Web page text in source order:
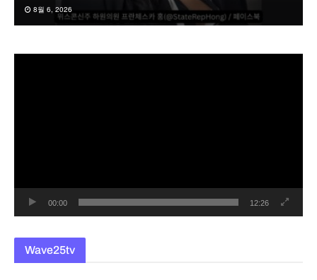
8월 6, 2026
00:00 12:26
Wave25tv